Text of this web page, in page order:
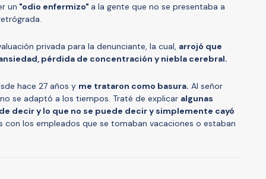
un "odio enfermizo" a la gente que no se presentaba a
privada para la denunciante, la cual, arrojó que
pérdida de concentración y niebla cerebral.
hace 27 años y me trataron como basura. Al señor
se adaptó a los tiempos. Traté de explicar algunas
decir y lo que no se puede decir y simplemente cayó
con los empleados que se tomaban vacaciones o estaban